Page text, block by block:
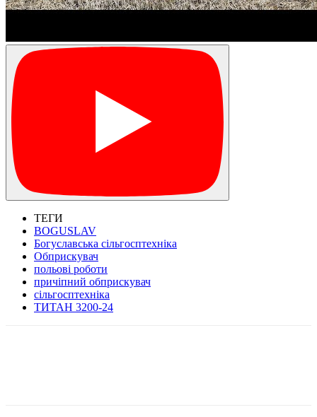
ТЕГИ
BOGUSLAV
Богуславська сільгосптехніка
Обприскувач
польові роботи
причіпний обприскувач
сільгосптехніка
ТИТАН 3200-24